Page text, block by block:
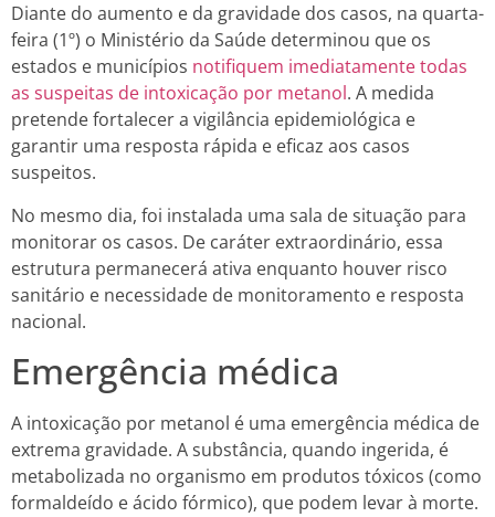
Diante do aumento e da gravidade dos casos, na quarta-
feira (1º) o Ministério da Saúde determinou que os
estados e municípios notifiquem imediatamente todas
as suspeitas de intoxicação por metanol. A medida
pretende fortalecer a vigilância epidemiológica e
garantir uma resposta rápida e eficaz aos casos
suspeitos.
No mesmo dia, foi instalada uma sala de situação para
monitorar os casos. De caráter extraordinário, essa
estrutura permanecerá ativa enquanto houver risco
sanitário e necessidade de monitoramento e resposta
nacional.
Emergência médica
A intoxicação por metanol é uma emergência médica de
extrema gravidade. A substância, quando ingerida, é
metabolizada no organismo em produtos tóxicos (como
formaldeído e ácido fórmico), que podem levar à morte.